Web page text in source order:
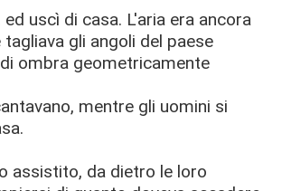
uscì di casa. L'aria era ancora
tagliava gli angoli del paese
ombra geometricamente
mentre gli uomini si
assistito, da dietro le loro